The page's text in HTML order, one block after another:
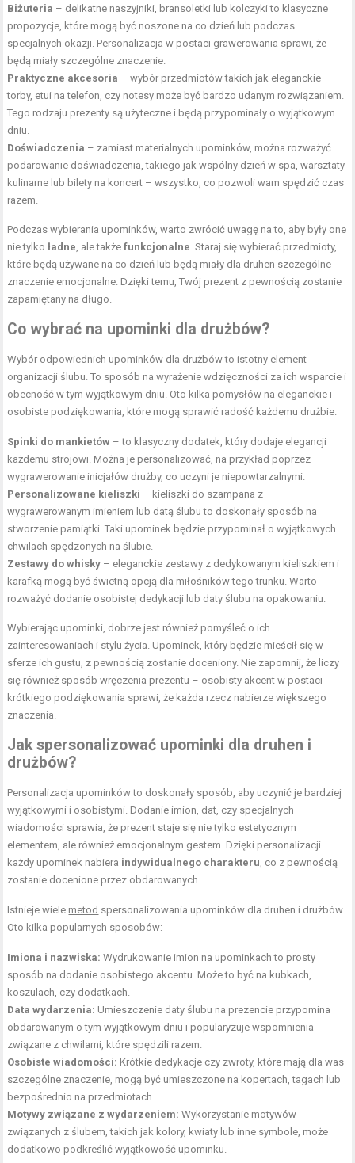
Biżuteria – delikatne naszyjniki, bransoletki lub kolczyki to klasyczne
propozycje, które mogą być noszone na co dzień lub podczas
specjalnych okazji. Personalizacja w postaci grawerowania sprawi, że
będą miały szczególne znaczenie.
Praktyczne akcesoria – wybór przedmiotów takich jak eleganckie
torby, etui na telefon, czy notesy może być bardzo udanym rozwiązaniem.
Tego rodzaju prezenty są użyteczne i będą przypominały o wyjątkowym
dniu.
Doświadczenia – zamiast materialnych upominków, można rozważyć
podarowanie doświadczenia, takiego jak wspólny dzień w spa , warsztaty
kulinarne lub bilety na koncert – wszystko, co pozwoli wam spędzić czas
razem.
Podczas wybierania upominków, warto zwrócić uwagę na to, aby były one
nie tylkoładne , ale takżefunkcjonalne . Staraj się wybierać przedmioty,
które będą używane na co dzień lub będą miały dla druhen szczególne
znaczenie emocjonalne. Dzięki temu, Twój prezent z pewnością zostanie
zapamiętany na długo.
Co wybrać na upominki dla drużbów?
Wybór odpowiednich upominków dla drużbów to istotny element
organizacji ślubu. To sposób na wyrażenie wdzięczności za ich wsparcie i
obecność w tym wyjątkowym dniu. Oto kilka pomysłów na eleganckie i
osobiste podziękowania, które mogą sprawić radość każdemu drużbie.
Spinki do mankietów – to klasyczny dodatek, który dodaje elegancji
każdemu strojowi. Można je personalizować, na przykład poprzez
wygrawerowanie inicjałów drużby, co uczyni je niepowtarzalnymi.
Personalizowane kieliszki – kieliszki do szampana z
wygrawerowanym imieniem lub datą ślubu to doskonały sposób na
stworzenie pamiątki. Taki upominek będzie przypominał o wyjątkowych
chwilach spędzonych na ślubie.
Zestawy do whisky – eleganckie zestawy z dedykowanym kieliszkiem i
karafką mogą być świetną opcją dla miłośników tego trunku. Warto
rozważyć dodanie osobistej dedykacji lub daty ślubu na opakowaniu.
Wybierając upominki, dobrze jest również pomyśleć o ich
zainteresowaniach i stylu życia. Upominek, który będzie mieścił się w
sferze ich gustu, z pewnością zostanie doceniony. Nie zapomnij, że liczy
się również sposób wręczenia prezentu – osobisty akcent w postaci
krótkiego podziękowania sprawi, że każda rzecz nabierze większego
znaczenia.
Jak spersonalizować upominki dla druhen i
drużbów?
Personalizacja upominków to doskonały sposób, aby uczynić je bardziej
wyjątkowymi i osobistymi. Dodanie imion, dat, czy specjalnych
wiadomości sprawia, że prezent staje się nie tylko estetycznym
elementem, ale również emocjonalnym gestem. Dzięki personalizacji
każdy upominek nabiera indywidualnego charakteru , co z pewnością
zostanie docenione przez obdarowanych.
Istnieje wiele metod spersonalizowania upominków dla druhen i drużbów.
Oto kilka popularnych sposobów:
Imiona i nazwiska: Wydrukowanie imion na upominkach to prosty
sposób na dodanie osobistego akcentu. Może to być na kubkach,
koszulach, czy dodatkach.
Data wydarzenia: Umieszczenie daty ślubu na prezencie przypomina
obdarowanym o tym wyjątkowym dniu i popularyzuje wspomnienia
związane z chwilami, które spędzili razem.
Osobiste wiadomości: Krótkie dedykacje czy zwroty, które mają dla was
szczególne znaczenie, mogą być umieszczone na kopertach, tagach lub
bezpośrednio na przedmiotach.
Motywy związane z wydarzeniem: Wykorzystanie motywów
związanych z ślubem, takich jak kolory, kwiaty lub inne symbole, może
dodatkowo podkreślić wyjątkowość upominku.